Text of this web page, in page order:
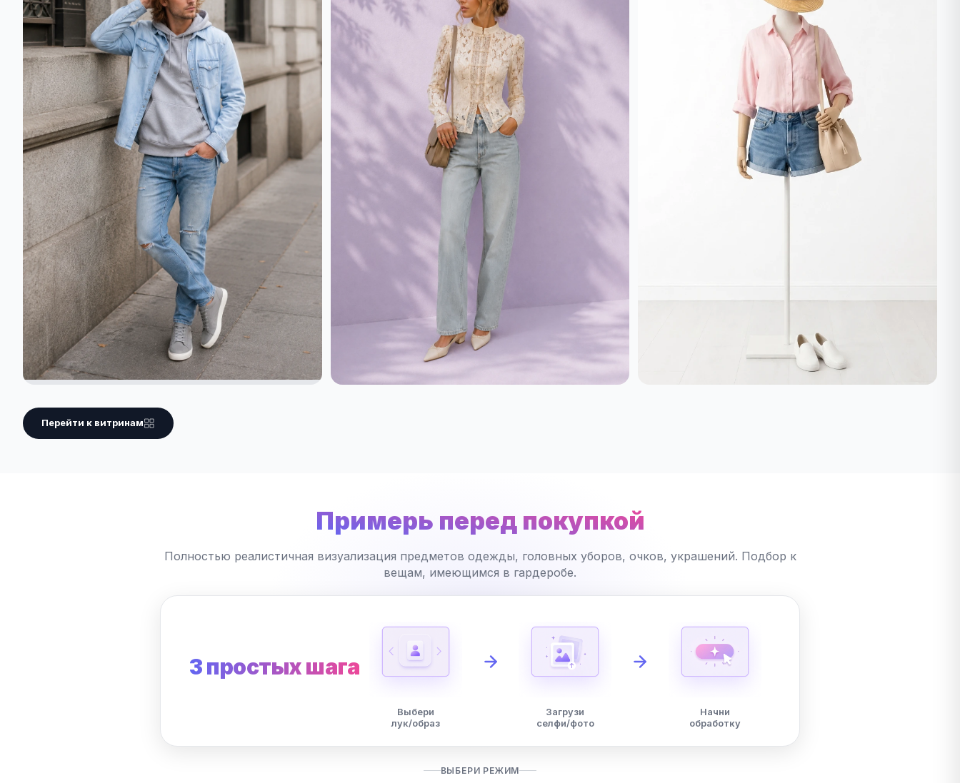
Перейти к витринам
Примерь перед покупкой
Полностью реалистичная визуализация предметов одежды, головных уборов, очков, украшений. Подбор к
вещам, имеющимся в гардеробе.
3 простых шага
Выбери
лук/образ
Загрузи
селфи/фото
Начни
обработку
ВЫБЕРИ РЕЖИМ